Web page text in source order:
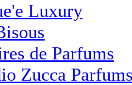
Luxury
de Parfums
Zucca